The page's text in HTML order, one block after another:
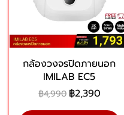
กล้องวงจรปิดภายนอก
IMILAB EC5
฿4,990 ฿2,390